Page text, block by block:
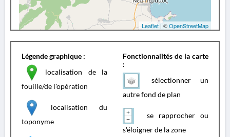
Leaflet | ©OpenStreetMap
Légende graphique :
localisation de la
fouille/de l'opération
localisation du
toponyme
Fonctionnalités de la carte
:
sélectionner un
autre fond de plan
se rapprocher ou
s'éloigner de la zone